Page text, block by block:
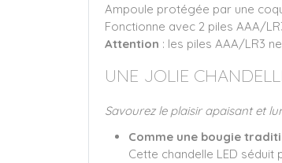
Ampoule protégée par une
Fonctionne avec 2 piles AAA/
Attention : les piles AAA/LR3
UNE JOLIE
Savourez le plaisir apaisant et
Comme une bougie
Cette chandelle LED